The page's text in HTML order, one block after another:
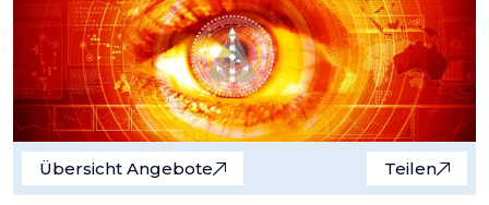
Übersicht Angebote Teilen